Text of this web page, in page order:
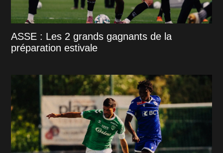
ASSE : Les 2 grands gagnants de la
préparation estivale